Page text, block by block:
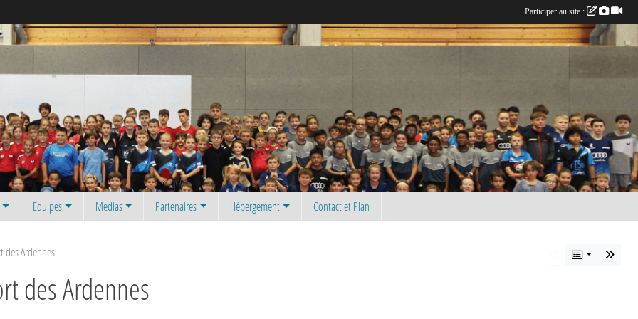
Equipes Medias Partenaires Hébergement Contact et Plan
des Ardennes
des Ardennes
Participer au site :